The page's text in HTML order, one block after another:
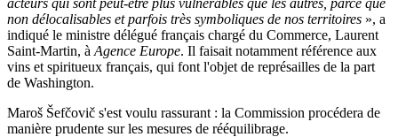
acteurs qui sont peut-être plus vulnérables que les autres, parce que
non délocalisables et parfois très symboliques de nos territoires », a
indiqué le ministre délégué français chargé du Commerce, Laurent
Saint-Martin, à Agence Europe. Il faisait notamment référence aux
vins et spiritueux français, qui font l'objet de représailles de la part
de Washington.
Maroš Šefčovič s'est voulu rassurant : la Commission procédera de
manière prudente sur les mesures de rééquilibrage.